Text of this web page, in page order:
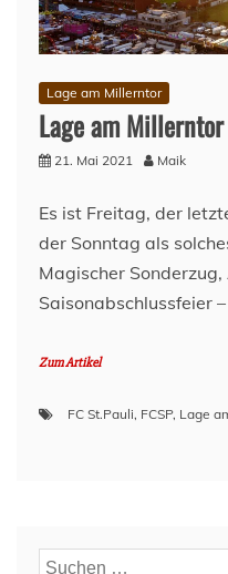
(34.Spieltag,
20/21)
Lage am Millerntor
Lage am
21. Mai 2021 Maik
Es ist Freitag, der
der Sonntag als
Magischer
Saisonabschlussfeier
Zum Artikel
FC St.Pauli, FCSP, Lage
Suchen